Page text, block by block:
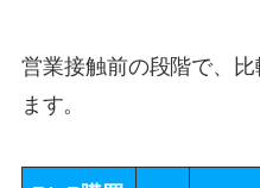
営業接触前の段階で、
ます。